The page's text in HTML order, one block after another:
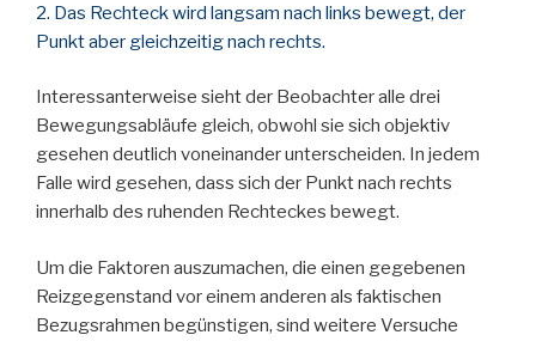
2. Das Rechteck wird langsam nach links bewegt, der
Punkt aber gleichzeitig nach rechts.
Interessanterweise sieht der Beobachter alle drei
Bewegungsabläufe gleich, obwohl sie sich objektiv
gesehen deutlich voneinander unterscheiden. In jedem
Falle wird gesehen, dass sich der Punkt nach rechts
innerhalb des ruhenden Rechteckes bewegt.
Um die Faktoren auszumachen, die einen gegebenen
Reizgegenstand vor einem anderen als faktischen
Bezugsrahmen begünstigen, sind weitere Versuche